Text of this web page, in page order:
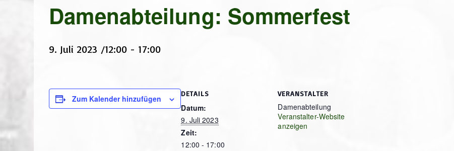
Damenabteilung: Sommerfest
9. Juli 2023 /12:00 - 17:00
Zum Kalender hinzufügen
DETAILS
Datum:
9. Juli 2023
Zeit:
12:00 - 17:00
VERANSTALTER
Damenabteilung
Veranstalter-Website
anzeigen